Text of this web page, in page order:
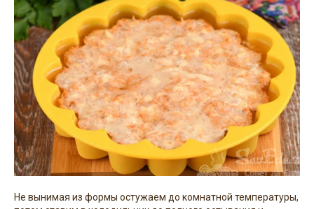
Не вынимая из формы остужаем до комнатной температуры,